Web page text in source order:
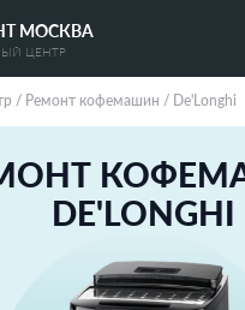
МОСКВА
ЦЕНТР
/ Pемонт кофемашин / De'Longhi
DE'LONGHI